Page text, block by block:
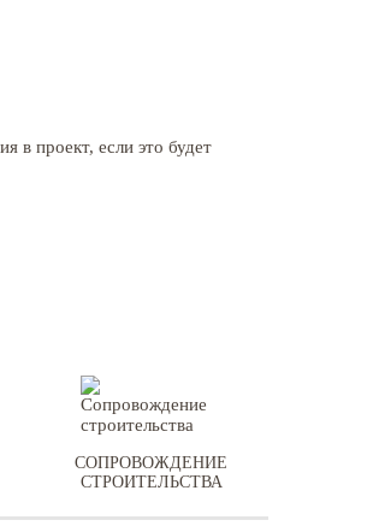
в проект, если это будет
СОПРОВОЖДЕНИЕ
СТРОИТЕЛЬСТВА